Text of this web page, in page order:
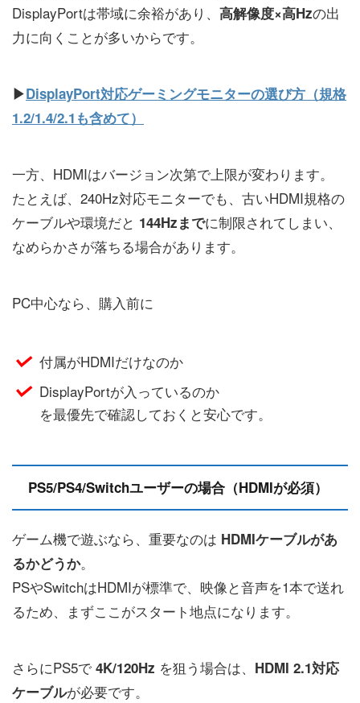
DisplayPortは帯域に余裕があり、 高解像度×高Hzの出
力に向くことが多いからです。
▶DisplayPort対応ゲーミングモニターの選び方（規格
1.2/1.4/2.1も含めて）
一方、HDMIはバージョン次第で上限が変わります。
たとえば、240Hz対応モニターでも、古いHDMI規格の
ケーブルや環境だと 144Hzまでに制限されてしまい、
なめらかさが落ちる場合があります。
PC中心なら、購入前に
付属がHDMIだけなのか
DisplayPortが入っているのか
を最優先で確認しておくと安心です。
PS5/PS4/Switchユーザーの場合（HDMIが必須）
ゲーム機で遊ぶなら、重要なのは HDMIケーブルがあ
るかどうか。
PSやSwitchはHDMIが標準で、映像と音声を1本で送れ
るため、まずここがスタート地点になります。
さらにPS5で 4K/120Hz を狙う場合は、 HDMI 2.1対応
ケーブルが必要です。